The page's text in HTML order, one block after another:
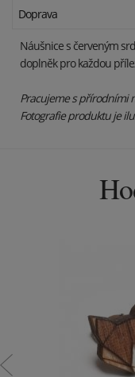
Doprava
Náušnice s červeným
doplněk pro každou
Pracujeme s přírodními
Fotografie produktu je